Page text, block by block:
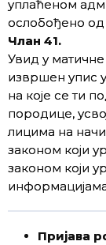
уплаћеном
ослобођено од
Члан 41.
Увид у матичне
извршен упис
на које се ти
породице,
лицима на
законом који
законом који
информацијама
Пријава